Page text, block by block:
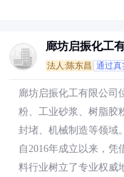
廊坊启振化工
法人:陈东昌 通过真
廊坊启振化工有限公司
粉、工业砂浆、树脂胶
封堵、机械制造等领域
自2016年成立以来，
料行业树立了专业权威